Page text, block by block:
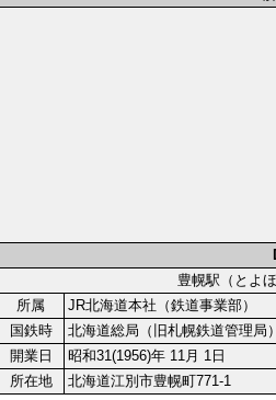
豊幌駅（と
所属
JR北海道本社（鉄道事業部）
国鉄時
北海道総局（旧札幌鉄道管理
開業日
昭和31(1956)年 11月 1日
所在地
北海道江別市豊幌町771-1